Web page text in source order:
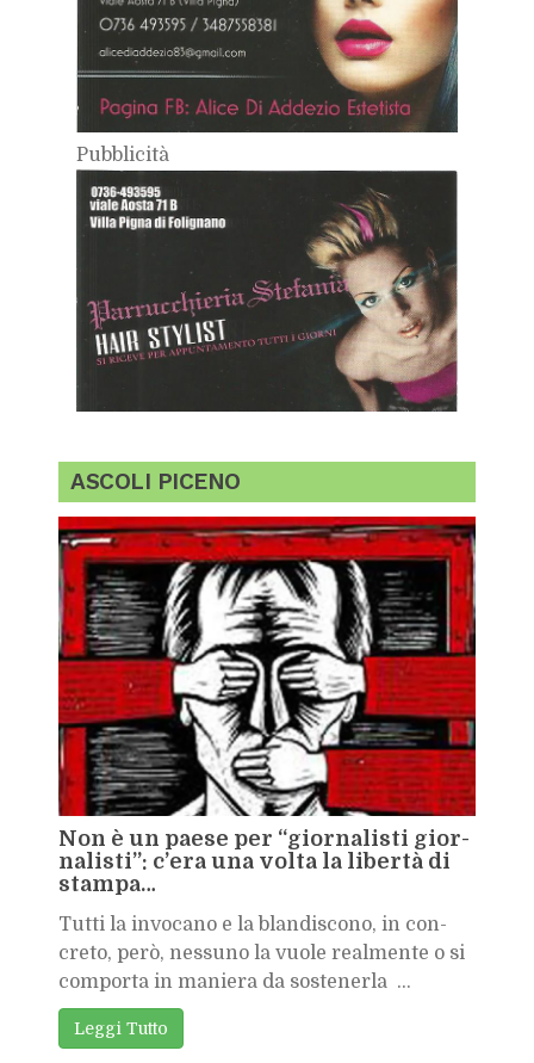
Pub­bli­ci­tà
ASCO­LI PI­CE­NO
Non è un pae­se per “gior­na­li­sti gior­
na­li­sti”: c’e­ra una vol­ta la li­ber­tà di
stam­pa…
Tut­ti la in­vo­ca­no e la blan­di­sco­no, in con­
cre­to, però, nes­su­no la vuo­le real­men­te o si
com­por­ta in ma­nie­ra da so­ste­ner­la ...
Leg­gi Tut­to